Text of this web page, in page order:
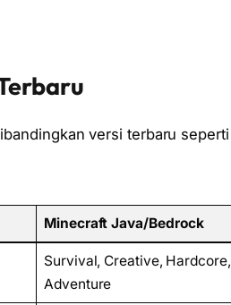
versi terbaru seperti
Minecraft Java/Bedrock
Survival, Creative, Hardcore,
Adventure